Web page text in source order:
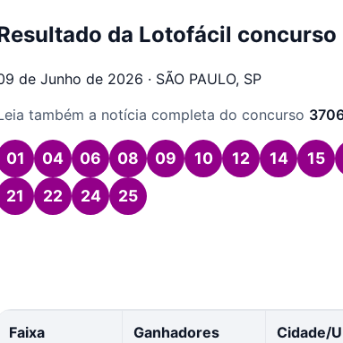
da Lotofácil
de Junho de 2026 · SÃO PAULO, SP
também a notícia completa do concurso
01 04 06 08 09 10 12 14 15
21
22 24 25
Faixa Ganhadores Cidade/